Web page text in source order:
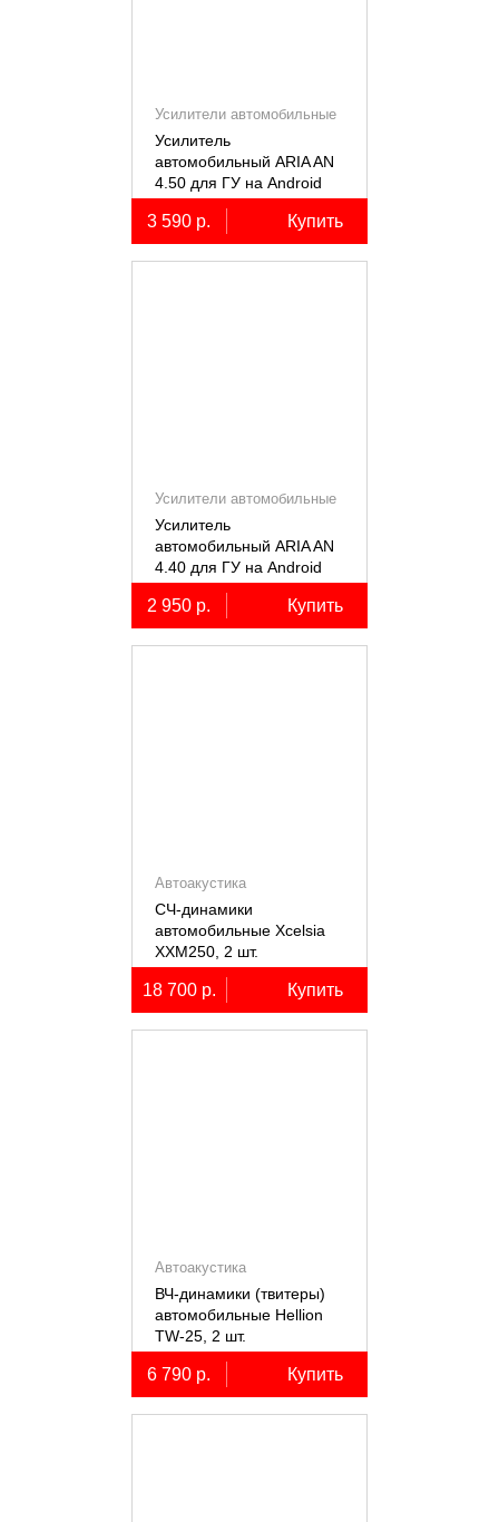
Усилители автомобильные
Усилитель
автомобильный ARIA AN
4.50 для ГУ на Android
3 590 р. Купить
Усилители автомобильные
Усилитель
автомобильный ARIA AN
4.40 для ГУ на Android
2 950 р. Купить
Автоакустика
СЧ-динамики
автомобильные Xcelsia
XXM250, 2 шт.
18 700 р. Купить
Автоакустика
ВЧ-динамики (твитеры)
автомобильные Hellion
TW-25, 2 шт.
6 790 р. Купить